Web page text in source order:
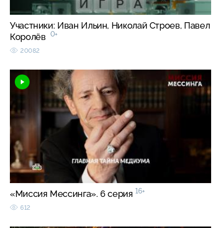
Участники: Иван Ильин, Николай Строев, Павел
Королёв
0+
20082
«Миссия Мессинга». 6 серия 16+
612